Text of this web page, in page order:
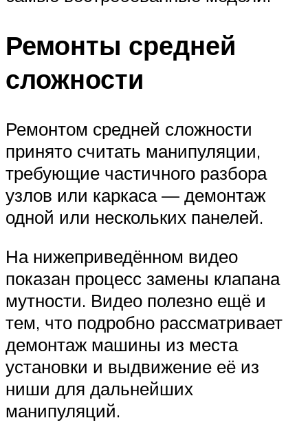
Ремонты средней
сложности
Ремонтом средней сложности
принято считать манипуляции,
требующие частичного разбора
узлов или каркаса — демонтаж
одной или нескольких панелей.
На нижеприведённом видео
показан процесс замены клапана
мутности. Видео полезно ещё и
тем, что подробно рассматривает
демонтаж машины из места
установки и выдвижение её из
ниши для дальнейших
манипуляций.